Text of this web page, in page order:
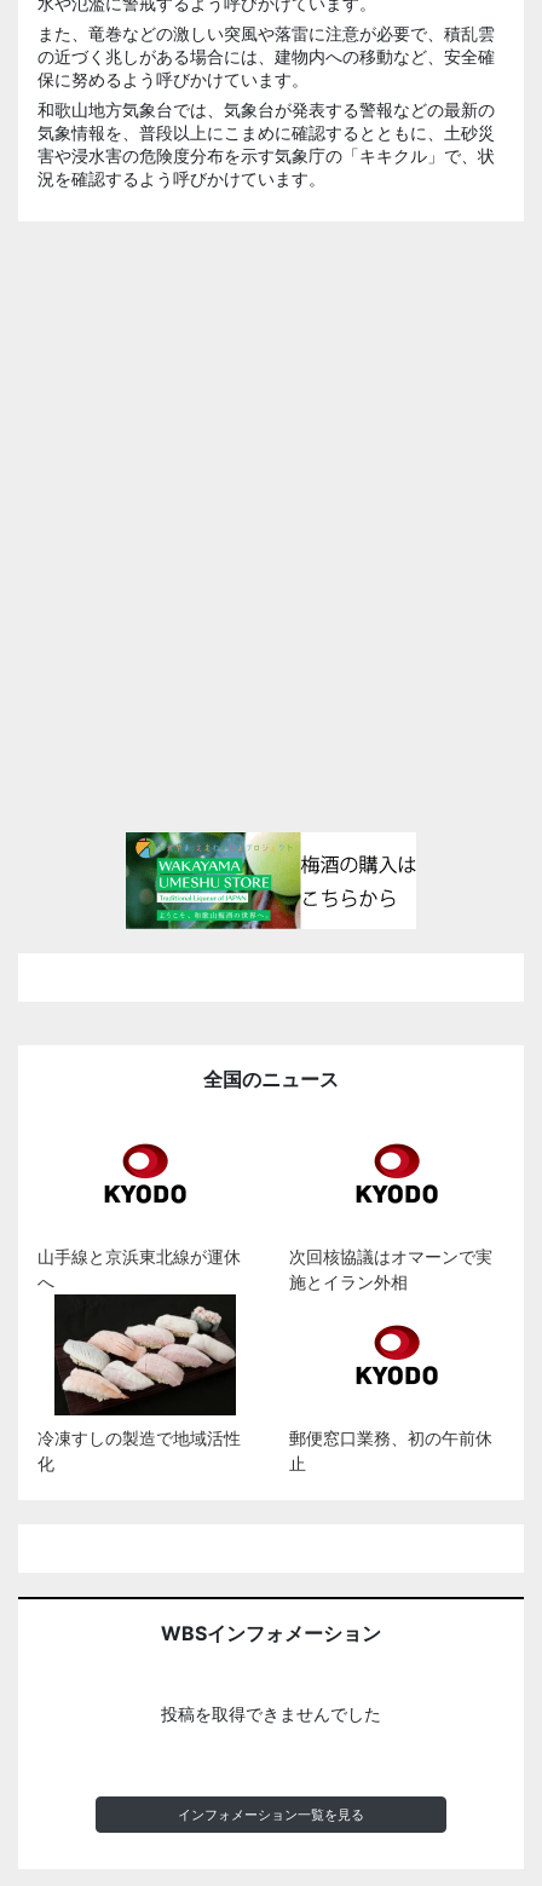
また、竜巻などの激しい突風や落雷に注意が必要で、積乱雲
の近づく兆しがある場合には、建物内への移動など、安全確
保に努めるよう呼びかけています。
和歌山地方気象台では、気象台が発表する警報などの最新の
気象情報を、普段以上にこまめに確認するとともに、土砂災
害や浸水害の危険度分布を示す気象庁の「キキクル」で、状
況を確認するよう呼びかけています。
全国のニュース
山手線と京浜東北線が運休
へ
次回核協議はオマーンで実
施とイラン外相
冷凍すしの製造で地域活性
化
郵便窓口業務、初の午前休
止
WBSインフォメーション
投稿を取得できませんでした
インフォメーション一覧を見る